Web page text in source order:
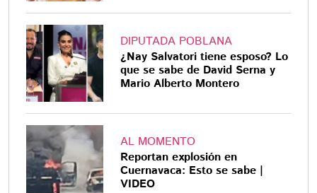
DIPUTADA POBLANA
¿Nay Salvatori tiene esposo? Lo
que se sabe de David Serna y
Mario Alberto Montero
AL MOMENTO
Reportan explosión en
Cuernavaca: Esto se sabe |
VIDEO